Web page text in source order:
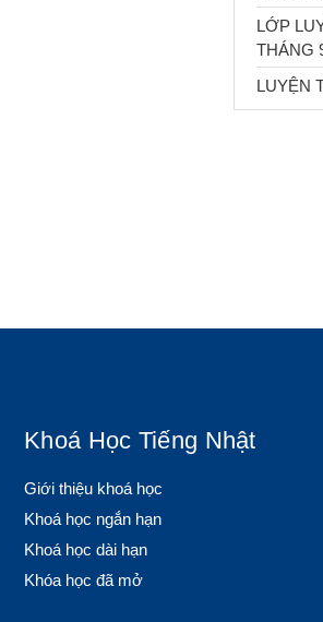
LỚP
THÁNG
LUYỆN
Khoá Học Tiếng Nhật
Giới thiệu khoá học
Khoá học ngắn hạn
Khoá học dài hạn
Khóa học đã mở